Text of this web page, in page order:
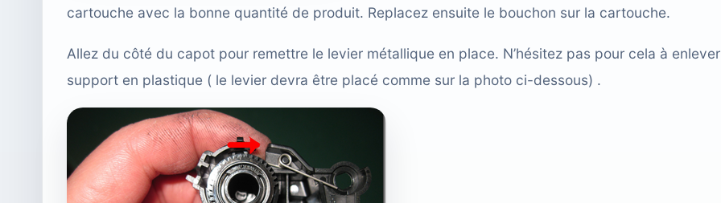
cartouche avec la bonne quantité de produit. Replacez ensuite le bouchon sur la cartouche.
Allez du côté du capot pour remettre le levier métallique en place. N’hésitez pas pour cela à
support en plastique ( le levier devra être placé comme sur la photo ci-dessous) .